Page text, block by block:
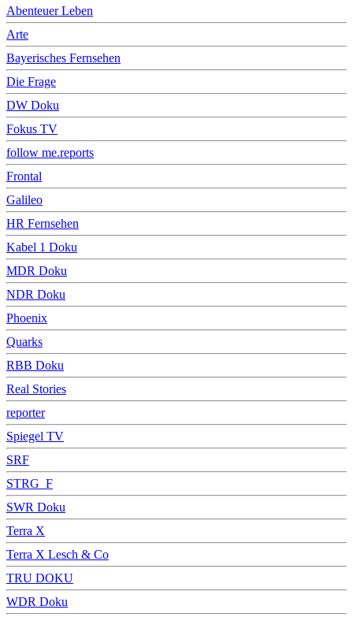
Abenteuer Leben
Arte
Bayerisches Fernsehen
Die Frage
DW Doku
Fokus TV
follow me.reports
Frontal
Galileo
HR Fernsehen
Kabel 1 Doku
MDR Doku
NDR Doku
Phoenix
Quarks
RBB Doku
Real Stories
reporter
Spiegel TV
SRF
STRG_F
SWR Doku
Terra X
Terra X Lesch & Co
TRU DOKU
WDR Doku